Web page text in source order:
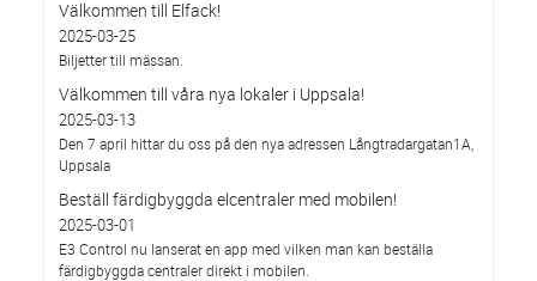
Välkommen till Elfack!
2025-03-25
Biljetter till mässan.
Välkommen till våra nya lokaler i Uppsala!
2025-03-13
Den 7 april hittar du oss på den nya adressen Långtradargatan1A,
Uppsala
Beställ färdigbyggda elcentraler med mobilen!
2025-03-01
E3 Control nu lanserat en app med vilken man kan beställa
färdigbyggda centraler direkt i mobilen.